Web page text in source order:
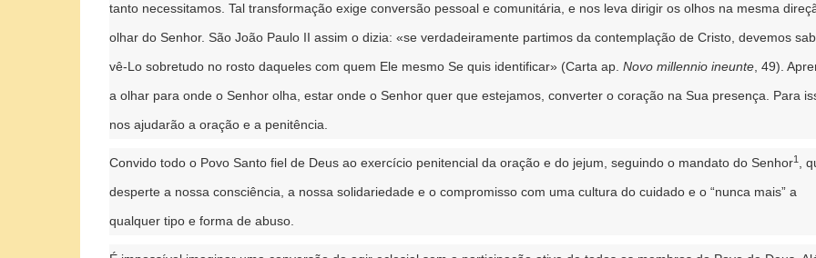
tanto necessitamos. Tal transformação exige conversão pessoal e comunitária, e nos leva dirigir os olhos na mesma
olhar do Senhor. São João Paulo II assim o dizia: «se verdadeiramente partimos da contemplação de Cristo, devemos
vê-Lo sobretudo no rosto daqueles com quem Ele mesmo Se quis identificar» (Carta ap. Novo millennio ineunte, 49).
a olhar para onde o Senhor olha, estar onde o Senhor quer que estejamos, converter o coração na Sua presença. Para
nos ajudarão a oração e a penitência.
Convido todo o Povo Santo fiel de Deus ao exercício penitencial da oração e do jejum, seguindo o mandato do Senhor1,
desperte a nossa consciência, a nossa solidariedade e o compromisso com uma cultura do cuidado e o “nunca mais” a
qualquer tipo e forma de abuso.